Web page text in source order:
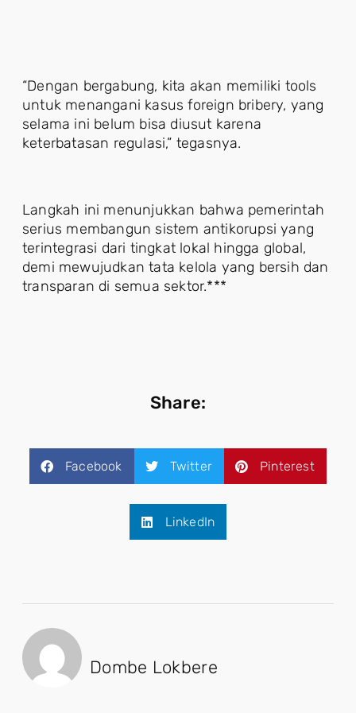
“Dengan bergabung, kita akan memiliki tools
untuk menangani kasus foreign bribery, yang
selama ini belum bisa diusut karena
keterbatasan regulasi,” tegasnya.
Langkah ini menunjukkan bahwa pemerintah
serius membangun sistem antikorupsi yang
terintegrasi dari tingkat lokal hingga global,
demi mewujudkan tata kelola yang bersih dan
transparan di semua sektor.***
Share:
Facebook Twitter Pinterest
LinkedIn
Dombe Lokbere